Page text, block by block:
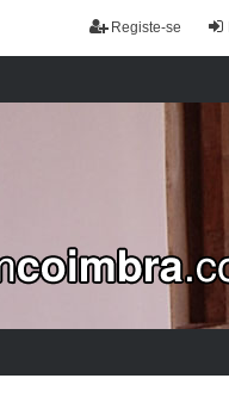
Registe-se